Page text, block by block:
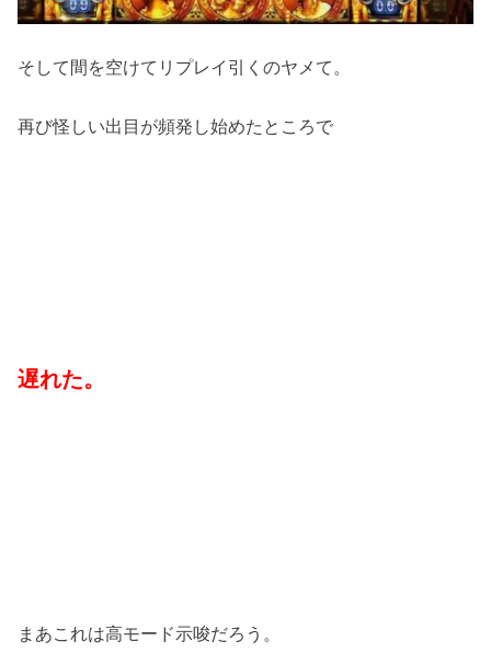
そして間を空けてリプレイ引くのヤメて。
再び怪しい出目が頻発し始めたところで
遅れた。
まあこれは高モード示唆だろう。